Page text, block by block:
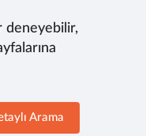
deneyebilir,
Arama